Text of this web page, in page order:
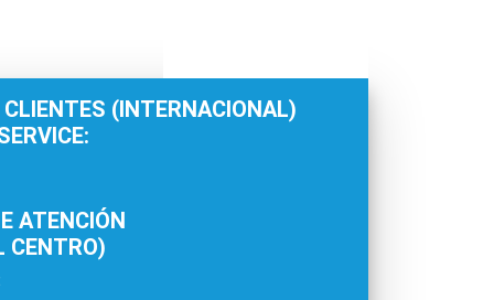
(INTERNACIONAL)
ATENCIÓN
CENTRO)